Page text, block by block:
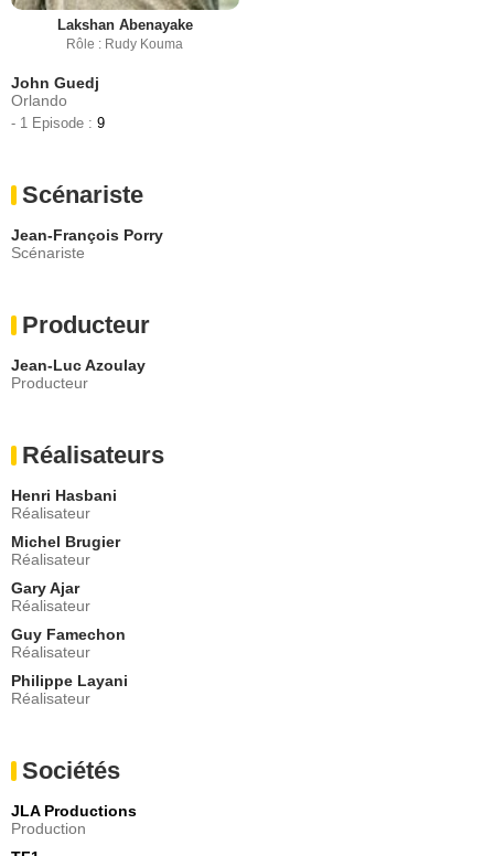
Lakshan Abenayake
Rôle : Rudy Kouma
John Guedj
Orlando
- 1 Episode : 9
Scénariste
Jean-François Porry
Scénariste
Producteur
Jean-Luc Azoulay
Producteur
Réalisateurs
Henri Hasbani
Réalisateur
Michel Brugier
Réalisateur
Gary Ajar
Réalisateur
Guy Famechon
Réalisateur
Philippe Layani
Réalisateur
Sociétés
JLA Productions
Production